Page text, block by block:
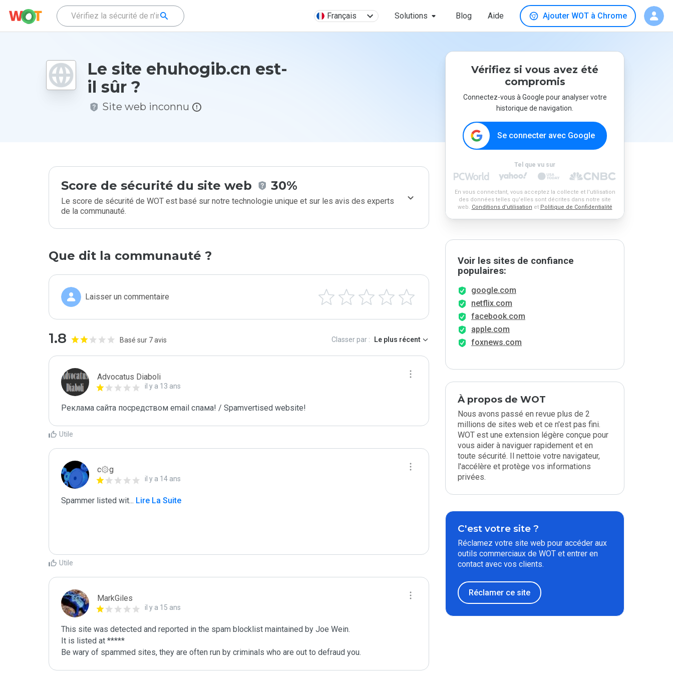
Français Solutions Blog Aide Ajouter WOT à Chrome
Le site ehuhogib.cn est-
il sûr ?
Site web inconnu
Score de sécurité du site web 30%
Le score de sécurité de WOT est basé sur notre technologie unique et sur les avis des experts
de la communauté.
Que dit la communauté ?
Laisser un commentaire
1.8 Basé sur 7 avis Classer par : Le plus récent
Advocatus Diaboli
il y a 13 ans
Реклама сайта посредством email спама! / Spamvertised website!
Utile
c۞g
il y a 14 ans
Spammer listed wit... Lire La Suite
Utile
MarkGiles
il y a 15 ans
This site was detected and reported in the spam blocklist maintained by Joe Wein.
It is listed at *****
Be wary of spammed sites, they are often run by criminals who are out to defraud you.
Vérifiez si vous avez été
compromis
Connectez-vous à Google pour analyser votre
historique de navigation.
Se connecter avec Google
Tel que vu sur
En vous connectant, vous acceptez la collecte et l'utilisation
des données telles qu'elles sont décrites dans notre site
web. Conditions d'utilisation et Politique de Confidentialité
Voir les sites de confiance
populaires:
google.com
netflix.com
facebook.com
apple.com
foxnews.com
À propos de WOT
Nous avons passé en revue plus de 2
millions de sites web et ce n'est pas fini.
WOT est une extension légère conçue pour
vous aider à naviguer rapidement et en
toute sécurité. Il nettoie votre navigateur,
l'accélère et protège vos informations
privées.
C'est votre site ?
Réclamez votre site web pour accéder aux
outils commerciaux de WOT et entrer en
contact avec vos clients.
Réclamer ce site